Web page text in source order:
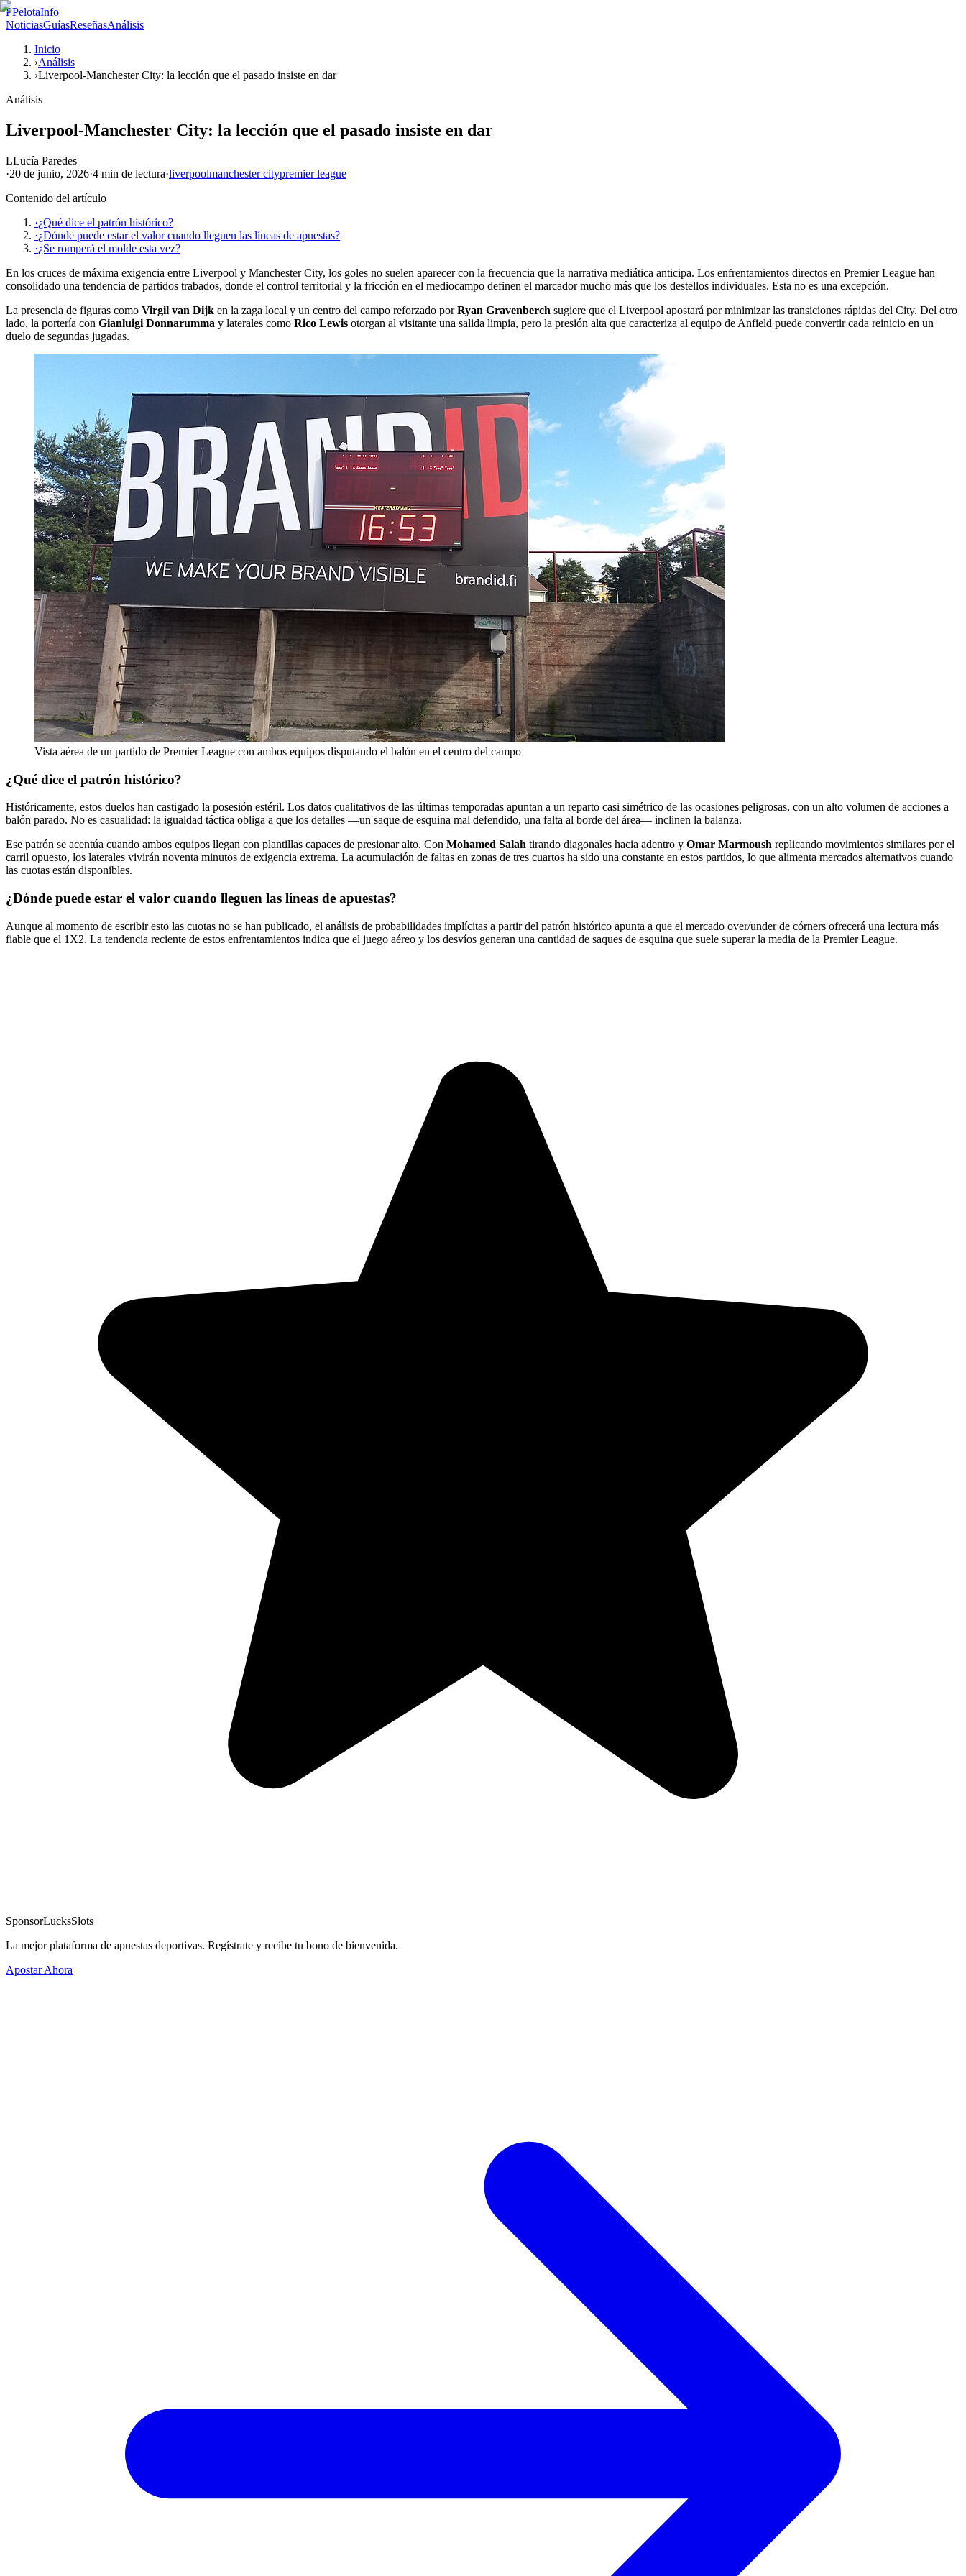
PPelotaInfo
NoticiasGuíasReseñasAnálisis
Inicio
›Análisis
›Liverpool-Manchester City: la lección que el pasado insiste en dar
Análisis
Liverpool-Manchester City: la lección que el pasado insiste en dar
LLucía Paredes
·20 de junio, 2026·4 min de lectura·liverpoolmanchester citypremier league
Contenido del artículo
·¿Qué dice el patrón histórico?
·¿Dónde puede estar el valor cuando lleguen las líneas de apuestas?
·¿Se romperá el molde esta vez?
En los cruces de máxima exigencia entre Liverpool y Manchester City, los goles no suelen aparecer con la frecuencia que la narrativa mediática anticipa. Los enfrentamientos directos en Premier League han
consolidado una tendencia de partidos trabados, donde el control territorial y la fricción en el mediocampo definen el marcador mucho más que los destellos individuales. Esta no es una excepción.
La presencia de figuras como Virgil van Dijk en la zaga local y un centro del campo reforzado porRyan Gravenberch sugiere que el Liverpool apostará por minimizar las transiciones rápidas del City. Del otro
lado, la portería con Gianluigi Donnarumma y laterales como Rico Lewis otorgan al visitante una salida limpia, pero la presión alta que caracteriza al equipo de Anfield puede convertir cada reinicio en un
duelo de segundas jugadas.
Vista aérea de un partido de Premier League con ambos equipos disputando el balón en el centro del campo
¿Qué dice el patrón histórico?
Históricamente, estos duelos han castigado la posesión estéril. Los datos cualitativos de las últimas temporadas apuntan a un reparto casi simétrico de las ocasiones peligrosas, con un alto volumen de acciones a
balón parado. No es casualidad: la igualdad táctica obliga a que los detalles —un saque de esquina mal defendido, una falta al borde del área— inclinen la balanza.
Ese patrón se acentúa cuando ambos equipos llegan con plantillas capaces de presionar alto. Con Mohamed Salah tirando diagonales hacia adentro y Omar Marmoush replicando movimientos similares por el
carril opuesto, los laterales vivirán noventa minutos de exigencia extrema. La acumulación de faltas en zonas de tres cuartos ha sido una constante en estos partidos, lo que alimenta mercados alternativos cuando
las cuotas están disponibles.
¿Dónde puede estar el valor cuando lleguen las líneas de apuestas?
Aunque al momento de escribir esto las cuotas no se han publicado, el análisis de probabilidades implícitas a partir del patrón histórico apunta a que el mercado over/under de córners ofrecerá una lectura más
fiable que el 1X2. La tendencia reciente de estos enfrentamientos indica que el juego aéreo y los desvíos generan una cantidad de saques de esquina que suele superar la media de la Premier League.
SponsorLucksSlots
La mejor plataforma de apuestas deportivas. Regístrate y recibe tu bono de bienvenida.
Apostar Ahora